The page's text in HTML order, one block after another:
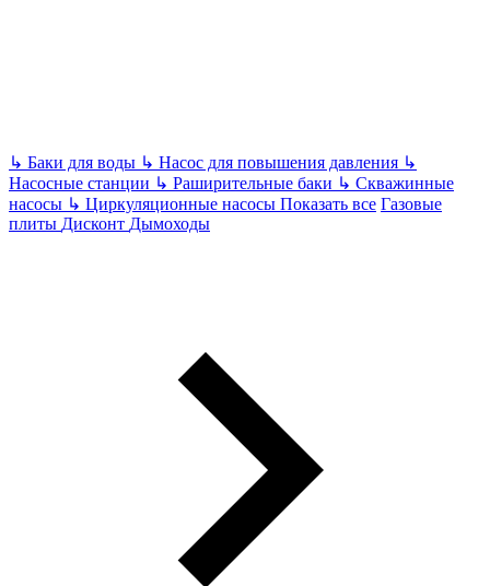
↳ Баки для воды ↳ Насос для повышения давления ↳
Насосные станции ↳ Раширительные баки ↳ Скважинные
насосы ↳ Циркуляционные насосы Показать все Газовые
плиты Дисконт Дымоходы